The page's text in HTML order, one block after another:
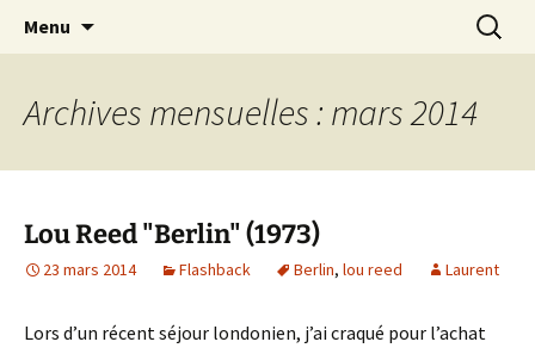
Laurent Rieppi
Journaliste musical · Historien du rock ·
Conférencier
Menu
Archives mensuelles : mars 2014
Lou Reed "Berlin" (1973)
23 mars 2014 Flashback Berlin, lou reed Laurent
Lors d’un récent séjour londonien, j’ai craqué pour l’achat